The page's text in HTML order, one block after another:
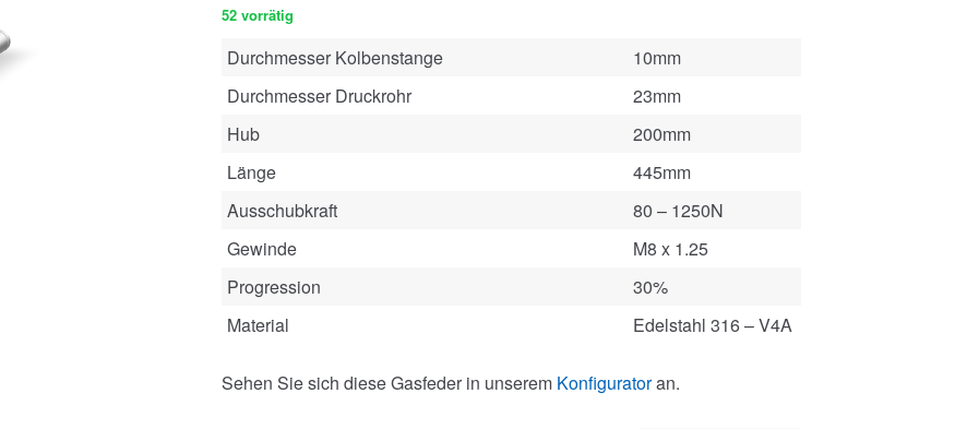
52 vorrätig
Durchmesser Kolbenstange
10mm
Durchmesser Druckrohr
23mm
Hub
200mm
Länge
445mm
Ausschubkraft
80 – 1250N
Gewinde
M8 x 1.25
Progression
30%
Material
Edelstahl 316 – V4A
Sehen Sie sich diese Gasfeder in unserem Konfiguratoran.